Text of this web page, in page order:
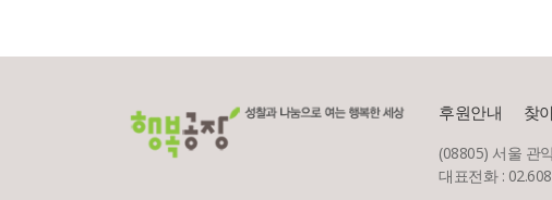
후원안내 찾
(08805) 서울 관
대표전화 :